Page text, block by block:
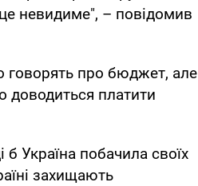
це невидиме", – повідомив
говорять про бюджет, але
доводиться платити
б Україна побачила своїх
захищають